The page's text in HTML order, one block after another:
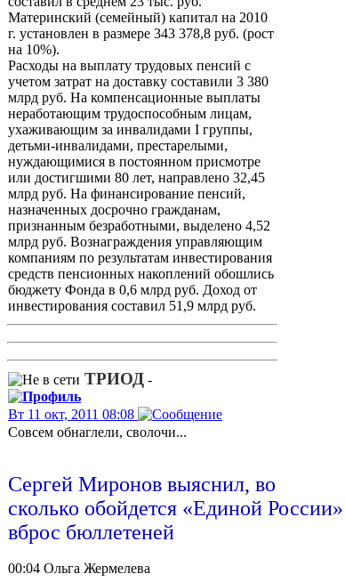
Материнский (семейный) капитал на 2010
г. установлен в размере 343 378,8 руб. (рост
на 10%).
Расходы на выплату трудовых пенсий с
учетом затрат на доставку составили 3 380
млрд руб. На компенсационные выплаты
неработающим трудоспособным лицам,
ухаживающим за инвалидами I группы,
детьми-инвалидами, престарелыми,
нуждающимися в постоянном присмотре
или достигшими 80 лет, направлено 32,45
млрд руб. На финансирование пенсий,
назначенных досрочно гражданам,
признанным безработными, выделено 4,52
млрд руб. Вознаграждения управляющим
компаниям по результатам инвестирования
средств пенсионных накоплений обошлись
бюджету Фонда в 0,6 млрд руб. Доход от
инвестирования составил 51,9 млрд руб.
ТРИОД -
Вт 11 окт, 2011 08:08
Совсем обнаглели, сволочи...
Сергей Миронов выяснил, во
сколько обойдется «Единой России»
вброс бюллетеней
00:04 Ольга Жермелева